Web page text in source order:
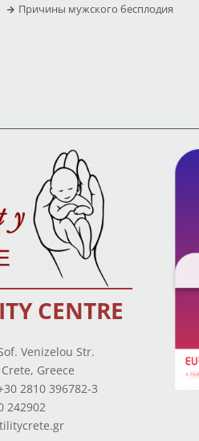
Причины мужского бесплодия
CENTRE
Venizelou Str.
Greece
2810 396782-3
242902